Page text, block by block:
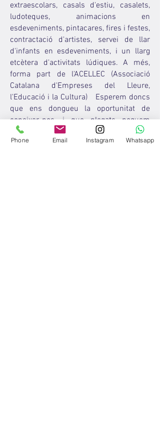
extraescolars, casals d'estiu, casalets,
ludoteques, animacions en
esdeveniments, pintacares, fires i festes,
contractació d'artistes, servei de llar
d'infants en esdeveniments, i un llarg
etcètera d'activitats lúdiques. A més,
forma part de l'ACELLEC (Associació
Catalana d'Empreses del Lleure,
l'Educació i la Cultura) Esperem doncs
que ens dongueu la oportunitat de
coneixer-nos, i que plegats poguem
compartir aquesta experiència tant
fascinant com ho és l'educació en
Phone Email Instagram Whatsapp